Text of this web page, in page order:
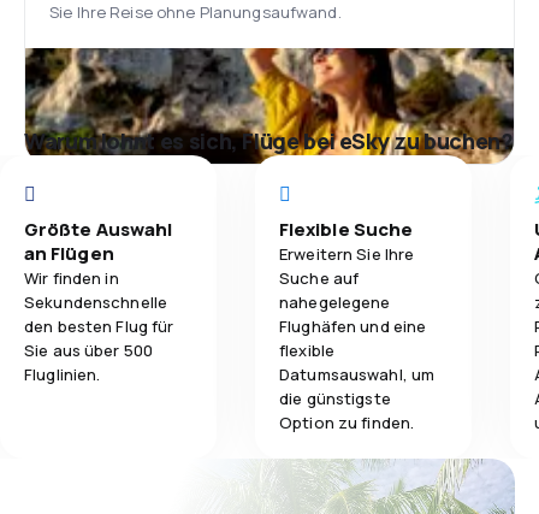
Sie Ihre Reise ohne Planungsaufwand.
Warum lohnt es sich, Flüge bei eSky zu buchen?
Größte Auswahl
an Flügen
Wir finden in
Sekundenschnelle
den besten Flug für
Sie aus über 500
Fluglinien.
Flexible Suche
Erweitern Sie Ihre
Suche auf
nahegelegene
Flughäfen und eine
flexible
Datumsauswahl, um
die günstigste
Option zu finden.